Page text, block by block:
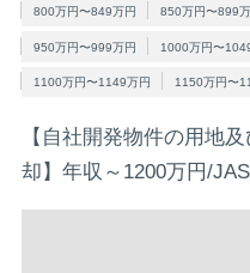
800万円〜849万円 850万円〜899
950万円〜999万円 1000万円〜
1100万円〜1149万円 1150万円〜
【自社開発物件の用地
却】年収～1200万円/